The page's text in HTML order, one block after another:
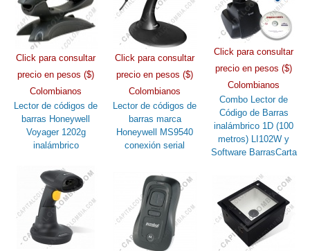
Click para consultar
precio en pesos ($)
Colombianos
Lector de códigos de
barras Honeywell
Voyager 1202g
inalámbrico
Click para consultar
precio en pesos ($)
Colombianos
Lector de códigos de
barras marca
Honeywell MS9540
conexión serial
Click para consultar
precio en pesos ($)
Colombianos
Combo Lector de
Código de Barras
inalámbrico 1D (100
metros) LI102W y
Software BarrasCarta